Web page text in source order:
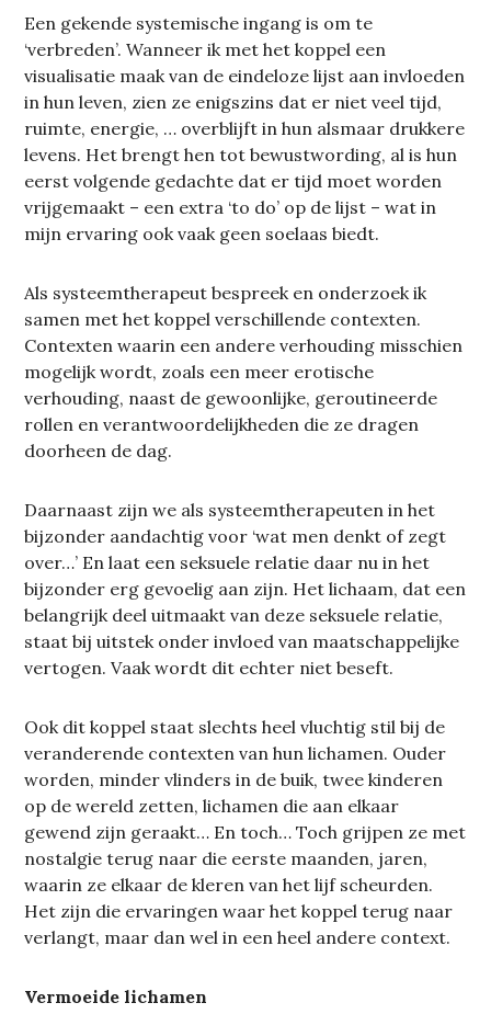
Een gekende systemische ingang is om te
‘verbreden’. Wanneer ik met het koppel een
visualisatie maak van de eindeloze lijst aan invloeden
in hun leven, zien ze enigszins dat er niet veel tijd,
ruimte, energie, … overblijft in hun alsmaar drukkere
levens. Het brengt hen tot bewustwording, al is hun
eerst volgende gedachte dat er tijd moet worden
vrijgemaakt – een extra ‘to do’ op de lijst – wat in
mijn ervaring ook vaak geen soelaas biedt.
Als systeemtherapeut bespreek en onderzoek ik
samen met het koppel verschillende contexten.
Contexten waarin een andere verhouding misschien
mogelijk wordt, zoals een meer erotische
verhouding, naast de gewoonlijke, geroutineerde
rollen en verantwoordelijkheden die ze dragen
doorheen de dag.
Daarnaast zijn we als systeemtherapeuten in het
bijzonder aandachtig voor ‘wat men denkt of zegt
over…’ En laat een seksuele relatie daar nu in het
bijzonder erg gevoelig aan zijn. Het lichaam, dat een
belangrijk deel uitmaakt van deze seksuele relatie,
staat bij uitstek onder invloed van maatschappelijke
vertogen. Vaak wordt dit echter niet beseft.
Ook dit koppel staat slechts heel vluchtig stil bij de
veranderende contexten van hun lichamen. Ouder
worden, minder vlinders in de buik, twee kinderen
op de wereld zetten, lichamen die aan elkaar
gewend zijn geraakt… En toch… Toch grijpen ze met
nostalgie terug naar die eerste maanden, jaren,
waarin ze elkaar de kleren van het lijf scheurden.
Het zijn die ervaringen waar het koppel terug naar
verlangt, maar dan wel in een heel andere context.
Vermoeide lichamen